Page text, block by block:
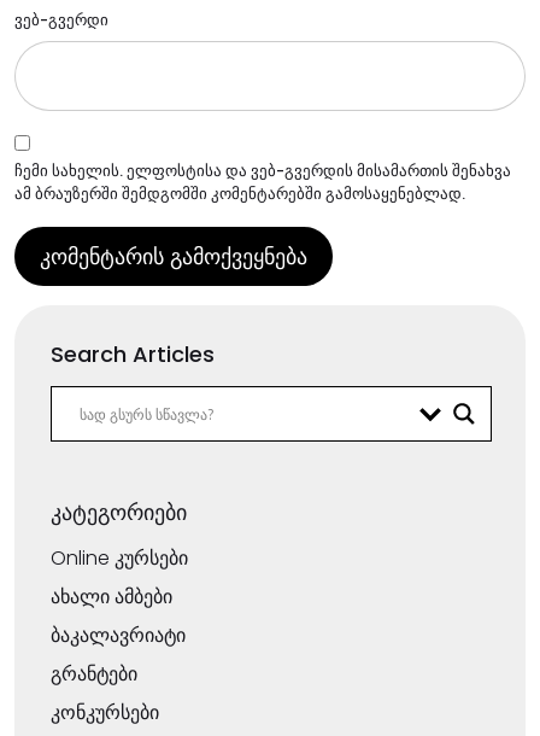
ვებ-გვერდი
ჩემი სახელის. ელფოსტისა და ვებ-გვერდის მისამართის შენახვა
ამ ბრაუზერში შემდგომში კომენტარებში გამოსაყენებლად.
Search Articles
კატეგორიები
Online კურსები
ახალი ამბები
ბაკალავრიატი
გრანტები
კონკურსები